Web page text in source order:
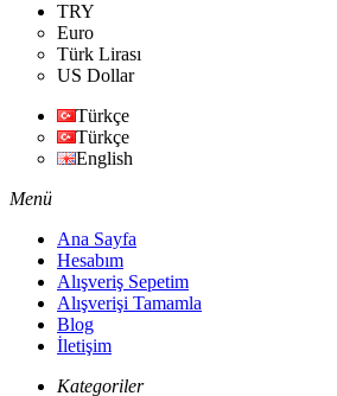
TRY
Euro
Türk Lirası
US Dollar
Türkçe
Türkçe
English
Menü
Ana Sayfa
Hesabım
Alışveriş Sepetim
Alışverişi Tamamla
Blog
İletişim
Kategoriler